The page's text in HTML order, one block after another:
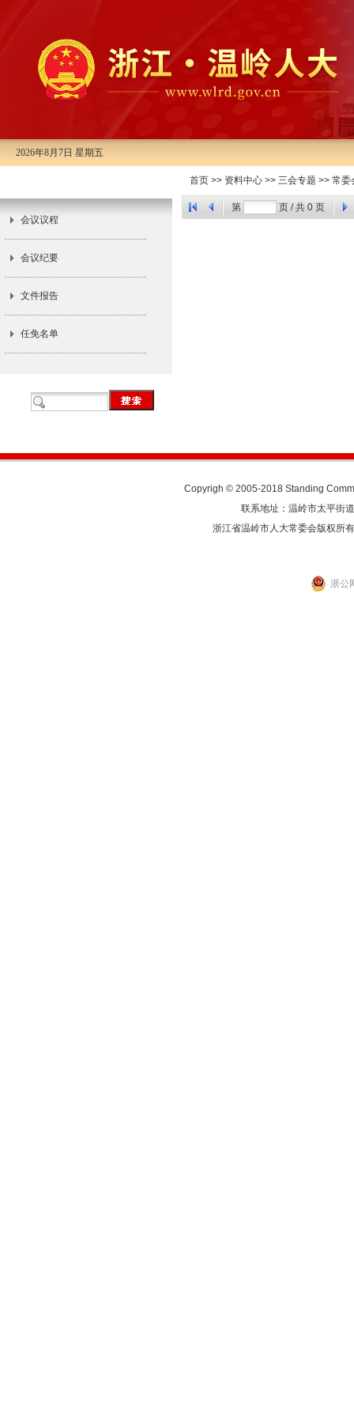
2026年8月7日 星期五
会议议程
会议纪要
文件报告
任免名单
首页 >> 资料中心 >> 三会专题 >> 常委
第 页 / 共 0 页
Copyrigh © 2005-2018 Standing
联系地址：温岭市太平
浙江省温岭市人大常委会版权所
浙公